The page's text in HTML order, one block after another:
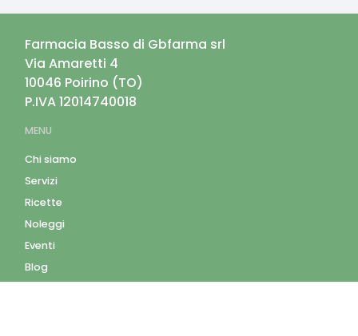
Farmacia Basso di Gbfarma srl
Via Amaretti 4
10046 Poirino (TO)
P.IVA12014740018
MENU
Chi siamo
Servizi
Ricette
Noleggi
Eventi
Blog